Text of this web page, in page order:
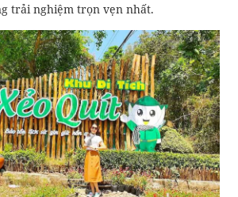
trải nghiệm trọn vẹn nhất.